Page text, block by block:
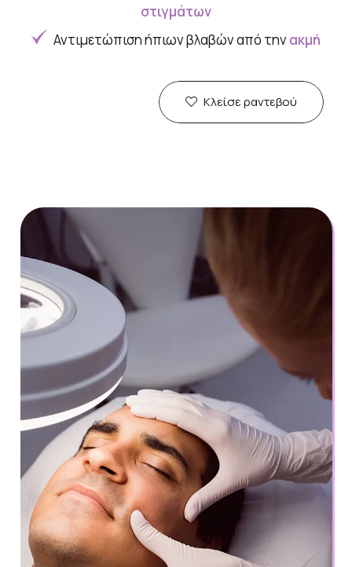
στιγμάτων
Αντιμετώπιση ήπιων βλαβών από τηνακμή
Κλείσε ραντεβού